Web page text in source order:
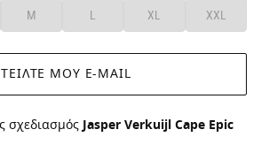
M L XL XXL
ΜΟΥ E-MAIL
σχεδιασμόςJasper Verkuijl Cape Epic